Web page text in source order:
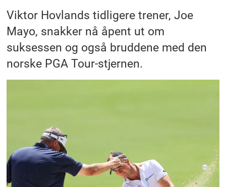
Viktor Hovlands tidligere trener, Joe
Mayo, snakker nå åpent ut om
suksessen og også bruddene med den
norske PGA Tour-stjernen.